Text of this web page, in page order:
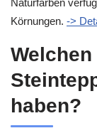
Körnungen. ->
haben?